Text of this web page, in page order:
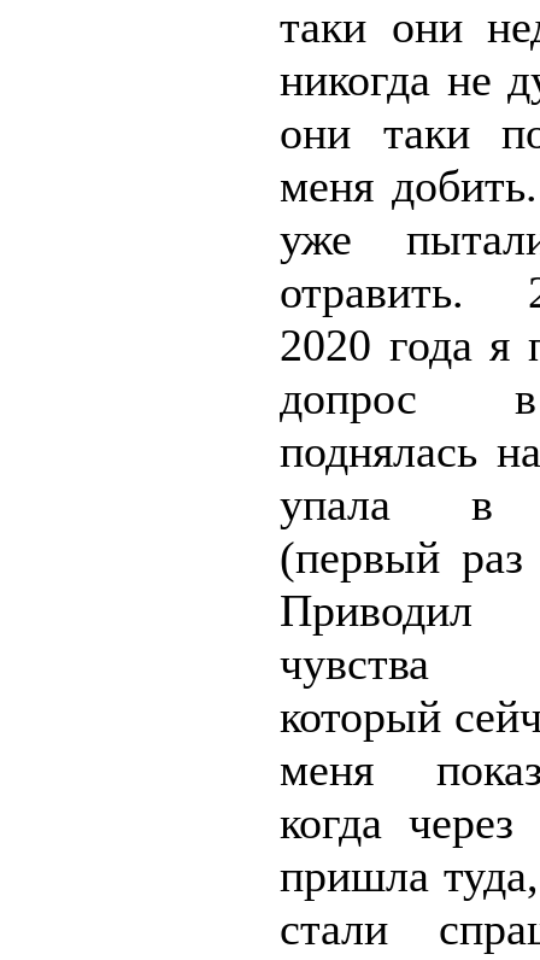
таки они
никогда не
они таки
меня
уже
2020 года я
допрос
поднялась
упала в
(первый
чувства
который
меня
когда
пришла
стали